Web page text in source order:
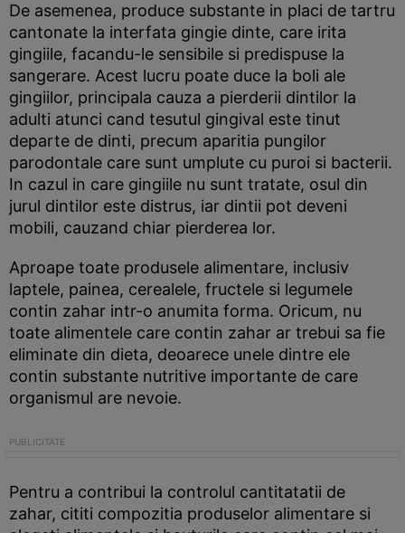
De asemenea, produce substante in placi de tartru
cantonate la interfata gingie dinte, care irita
gingiile, facandu-le sensibile si predispuse la
sangerare. Acest lucru poate duce la boli ale
gingiilor, principala cauza a pierderii dintilor la
adulti atunci cand tesutul gingival este tinut
departe de dinti, precum aparitia pungilor
parodontale care sunt umplute cu puroi si bacterii.
In cazul in care gingiile nu sunt tratate, osul din
jurul dintilor este distrus, iar dintii pot deveni
mobili, cauzand chiar pierderea lor.
Aproape toate produsele alimentare, inclusiv
laptele, painea, cerealele, fructele si legumele
contin zahar intr-o anumita forma. Oricum, nu
toate alimentele care contin zahar ar trebui sa fie
eliminate din dieta, deoarece unele dintre ele
contin substante nutritive importante de care
organismul are nevoie.
Pentru a contribui la controlul cantitatatii de
zahar, cititi compozitia produselor alimentare si